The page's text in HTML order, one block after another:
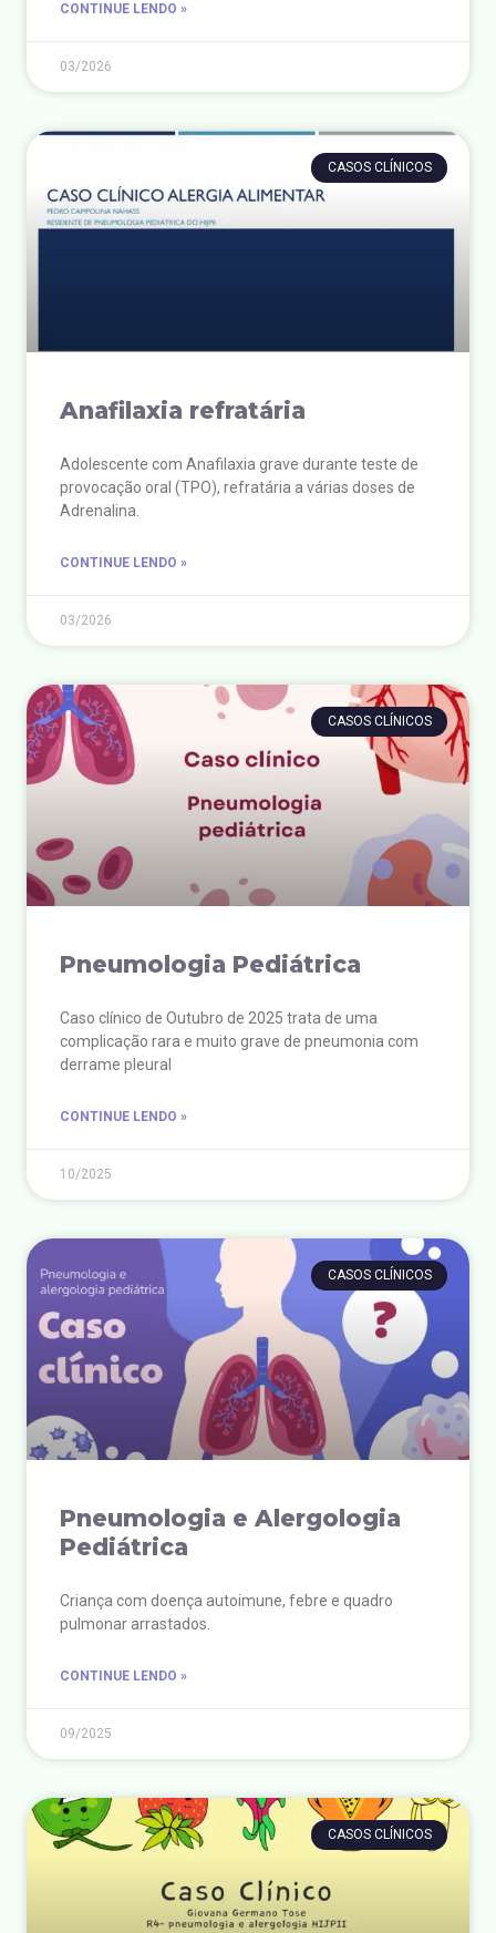
CONTINUE LENDO »
03/2026
CASOS CLÍNICOS
Anafilaxia refratária
Adolescente com Anafilaxia grave durante teste de
provocação oral (TPO), refratária a várias doses de
Adrenalina.
CONTINUE LENDO »
03/2026
CASOS CLÍNICOS
Pneumologia Pediátrica
Caso clínico de Outubro de 2025 trata de uma
complicação rara e muito grave de pneumonia com
derrame pleural
CONTINUE LENDO »
10/2025
CASOS CLÍNICOS
Pneumologia e Alergologia
Pediátrica
Criança com doença autoimune, febre e quadro
pulmonar arrastados.
CONTINUE LENDO »
09/2025
CASOS CLÍNICOS